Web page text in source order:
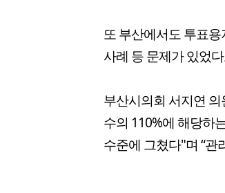
또 부산에서도 투표
사례 등 문제가 있었
부산시의회 서지연
수의 110%에 해당하
수준에 그쳤다"며 “